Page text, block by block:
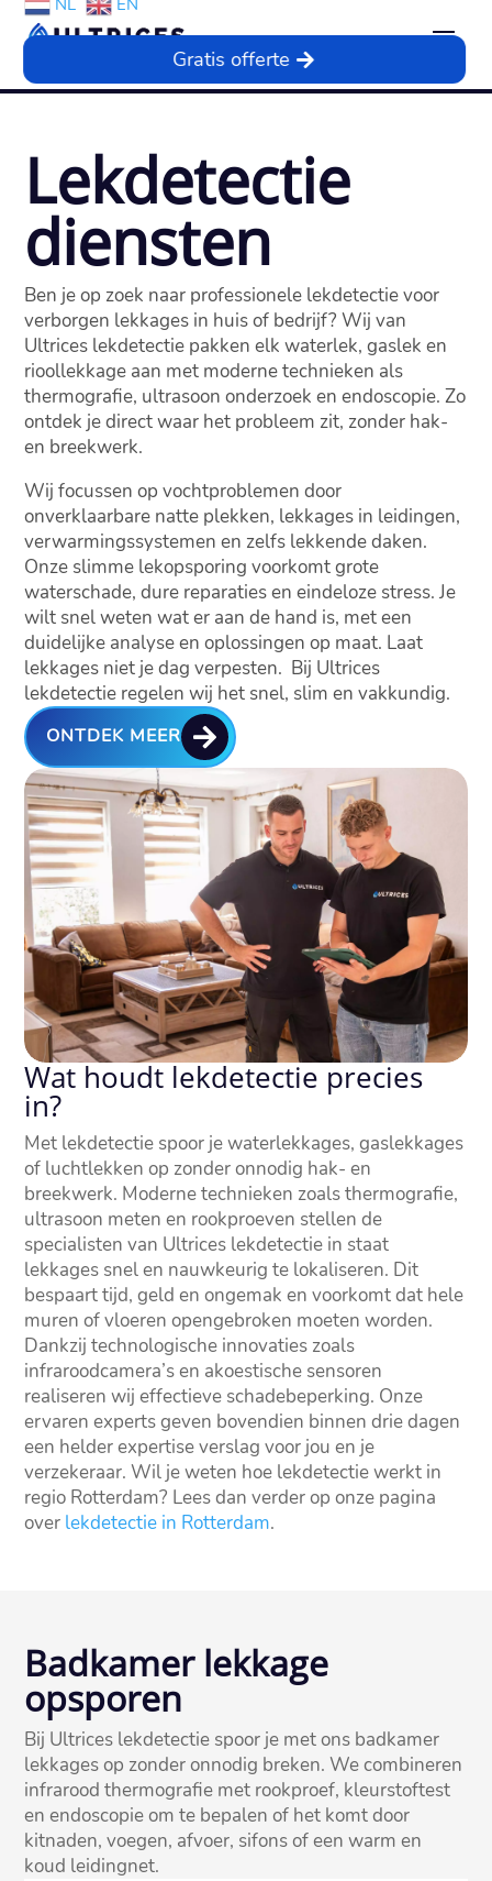
NL EN
Gratis offerte
Lekdetectie
diensten
Ben je op zoek naar professionele lekdetectie voor
verborgen lekkages in huis of bedrijf? Wij van
Ultrices lekdetectie pakken elk waterlek, gaslek en
rioollekkage aan met moderne technieken als
thermografie, ultrasoon onderzoek en endoscopie. Zo
ontdek je direct waar het probleem zit, zonder hak-
en breekwerk.
Wij focussen op vochtproblemen door
onverklaarbare natte plekken, lekkages in leidingen,
verwarmingssystemen en zelfs lekkende daken.
Onze slimme lekopsporing voorkomt grote
waterschade, dure reparaties en eindeloze stress. Je
wilt snel weten wat er aan de hand is, met een
duidelijke analyse en oplossingen op maat. Laat
lekkages niet je dag verpesten. Bij Ultrices
lekdetectie regelen wij het snel, slim en vakkundig.

ONTDEK MEER
Wat houdt lekdetectie precies
in?
Met lekdetectie spoor je waterlekkages, gaslekkages
of luchtlekken op zonder onnodig hak- en
breekwerk. Moderne technieken zoals thermografie,
ultrasoon meten en rookproeven stellen de
specialisten van Ultrices lekdetectie in staat
lekkages snel en nauwkeurig te lokaliseren. Dit
bespaart tijd, geld en ongemak en voorkomt dat hele
muren of vloeren opengebroken moeten worden.
Dankzij technologische innovaties zoals
infraroodcamera’s en akoestische sensoren
realiseren wij effectieve schadebeperking. Onze
ervaren experts geven bovendien binnen drie dagen
een helder expertise verslag voor jou en je
verzekeraar. Wil je weten hoe lekdetectie werkt in
regio Rotterdam? Lees dan verder op onze pagina
over lekdetectie in Rotterdam.
Badkamer lekkage
opsporen
Bij Ultrices lekdetectie spoor je met ons badkamer
lekkages op zonder onnodig breken.​ We combineren
infrarood thermografie met rookproef, kleurstoftest
en endoscopie om te bepalen of het komt door
kitnaden, voegen, afvoer, sifons of een warm en
koud leidingnet.​